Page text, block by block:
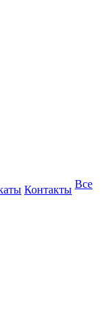
Контакты Все